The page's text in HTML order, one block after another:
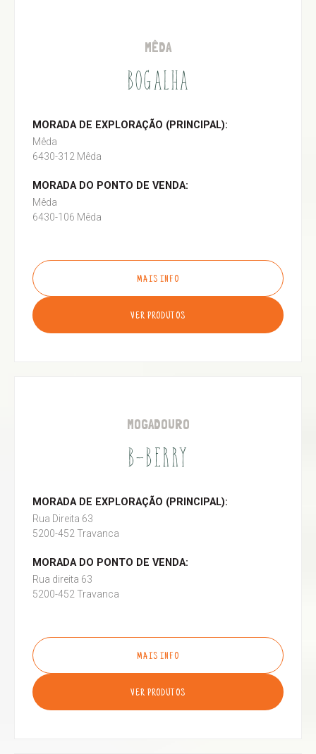
MÊDA
BOGALHA
MORADA DE EXPLORAÇÃO (PRINCIPAL):
Mêda
6430-312 Mêda
MORADA DO PONTO DE VENDA:
Mêda
6430-106 Mêda
MAIS INFO
VER PRODUTOS
MOGADOURO
B-BERRY
MORADA DE EXPLORAÇÃO (PRINCIPAL):
Rua Direita 63
5200-452 Travanca
MORADA DO PONTO DE VENDA:
Rua direita 63
5200-452 Travanca
MAIS INFO
VER PRODUTOS